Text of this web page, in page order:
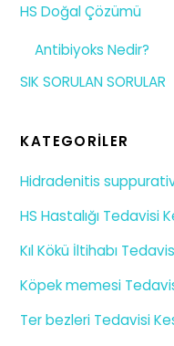
HS Doğal Çözümü
Antibiyoks Nedir?
SIK SORULAN SORULAR
KATEGORILER
Hidradenitis
HS Hastalığı Tedavisi
Kıl Kökü İltihabı
Köpek memesi
Ter bezleri Tedavisi